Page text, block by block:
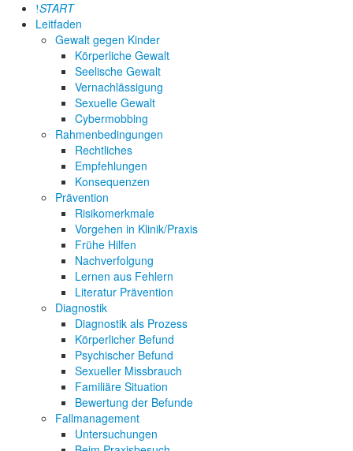
START
Leitfaden
Gewalt gegen Kinder
Körperliche Gewalt
Seelische Gewalt
Vernachlässigung
Sexuelle Gewalt
Cybermobbing
Rahmenbedingungen
Rechtliches
Empfehlungen
Konsequenzen
Prävention
Risikomerkmale
Vorgehen in Klinik/Praxis
Frühe Hilfen
Nachverfolgung
Lernen aus Fehlern
Literatur Prävention
Diagnostik
Diagnostik als Prozess
Körperlicher Befund
Psychischer Befund
Sexueller Missbrauch
Familiäre Situation
Bewertung der Befunde
Fallmanagement
Untersuchungen